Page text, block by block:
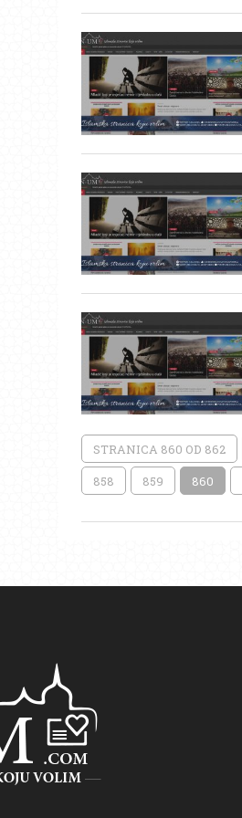
STRANICA 860 OD 862
858 859 860